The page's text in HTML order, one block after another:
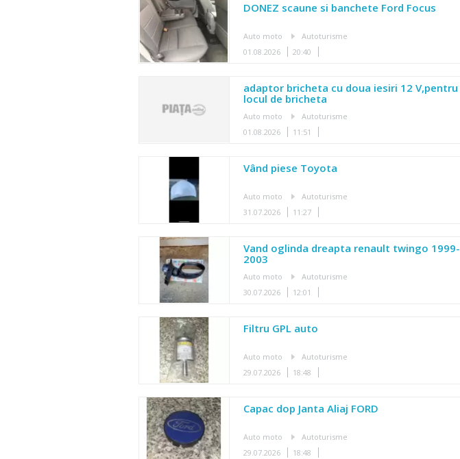
DONEZ scaune si banchete Ford Focus
Auto moto
Autoturisme
01.08.2026
20:40
adaptor bricheta cu doua iesiri 12 V,pentru
locul de bricheta
Auto moto
Autoturisme
01.08.2026
11:51
Vând piese Toyota
Auto moto
Autoturisme
31.07.2026
11:27
Vand oglinda dreapta renault twingo 1999-
2003
Auto moto
Autoturisme
30.07.2026
12:01
Filtru GPL auto
Auto moto
Autoturisme
29.07.2026
18:48
Capac dop Janta Aliaj FORD
Auto moto
Autoturisme
29.07.2026
18:48